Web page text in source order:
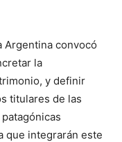
Argentina convocó
la
y definir
titulares de las
que integrarán este